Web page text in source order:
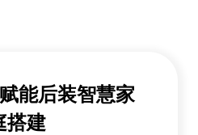
能后装智慧家
搭建